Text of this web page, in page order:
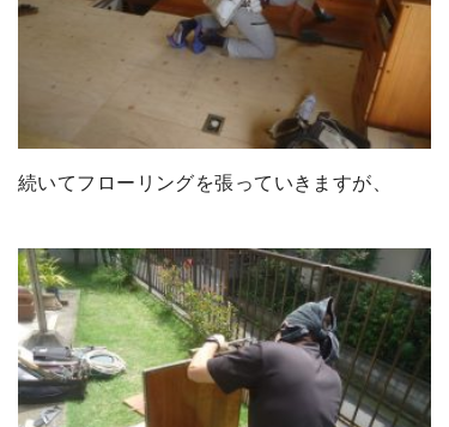
続いてフローリングを張っていきますが、